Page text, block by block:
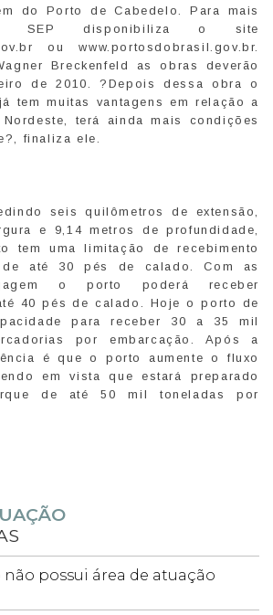
do Porto de Cabedelo. Para mais
a SEP disponibiliza o site
ou www.portosdobrasil.gov.br.
Breckenfeld as obras deverão
de 2010. ?Depois dessa obra o
tem muitas vantagens em relação a
terá ainda mais condições
finaliza ele.
seis quilômetros de extensão,
e 9,14 metros de profundidade,
tem uma limitação de recebimento
de até 30 pés de calado. Com as
o porto poderá receber
40 pés de calado. Hoje o porto de
para receber 30 a 35 mil
por embarcação. Após a
é que o porto aumente o fluxo
em vista que estará preparado
de até 50 mil toneladas por
possui área de atuação